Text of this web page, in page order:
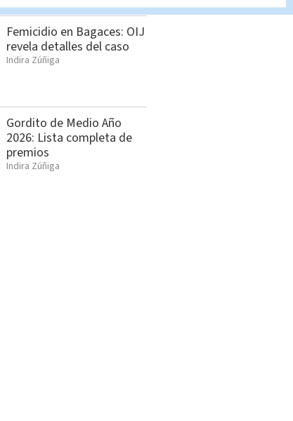
Femicidio en Bagaces: OIJ
revela detalles del caso
Indira Zúñiga
Gordito de Medio Año
2026: Lista completa de
premios
Indira Zúñiga